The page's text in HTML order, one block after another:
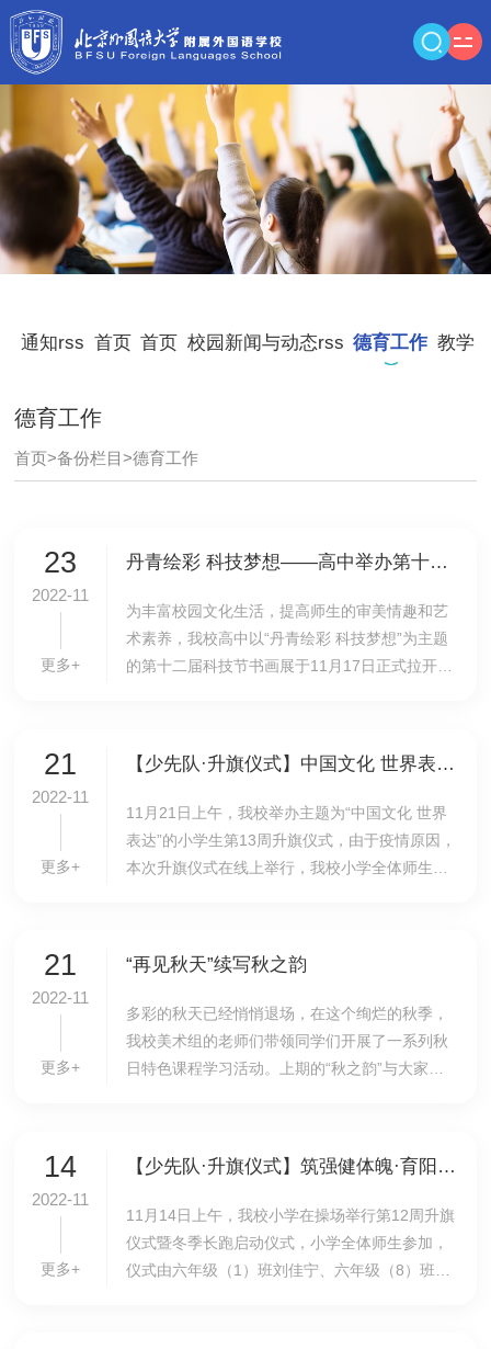
通知rss 首页 首页 校园新闻与动态rss 德育工作 教学
德育工作
首页>备份栏目>德育工作
23
2022-11
更多+
丹青绘彩 科技梦想——高中举办第十二届科技节书画作品展
为丰富​校园文化生活，提高师生的审美情趣和艺
术素养，我校高中以“丹青绘彩 科技梦想”为主题
的第十二届科技节书画展于11月17日正式拉开帷
21
2022-11
更多+
【少先队·升旗仪式】中国文化 世界表达——我校举行小学生第13周升旗仪式
11月21日上午，我校举办主题为“中国文化 世界
表达”的小学生第13周升旗仪式，由于疫情原因，
本次升旗仪式在线上举行，我校小学全体师生参
21
2022-11
更多+
“再见秋天”续写秋之韵
​多彩的秋天已经悄悄退场，在这个绚烂的秋季，
我校美术组的老师们带领同学们开展了一系列秋
日特色课程学习活动。上期的“秋之韵”与大家分
14
2022-11
更多+
【少先队·升旗仪式】筑强健体魄·育阳光少年——我校小学举行第12周升旗仪式暨冬季长跑启动仪式
11月14日上午，我校小学在操场举行第12周升旗
仪式暨冬季长跑启动仪式，小学全体师生参加，
仪式由六年级（1）班刘佳宁、六年级（8）班吴